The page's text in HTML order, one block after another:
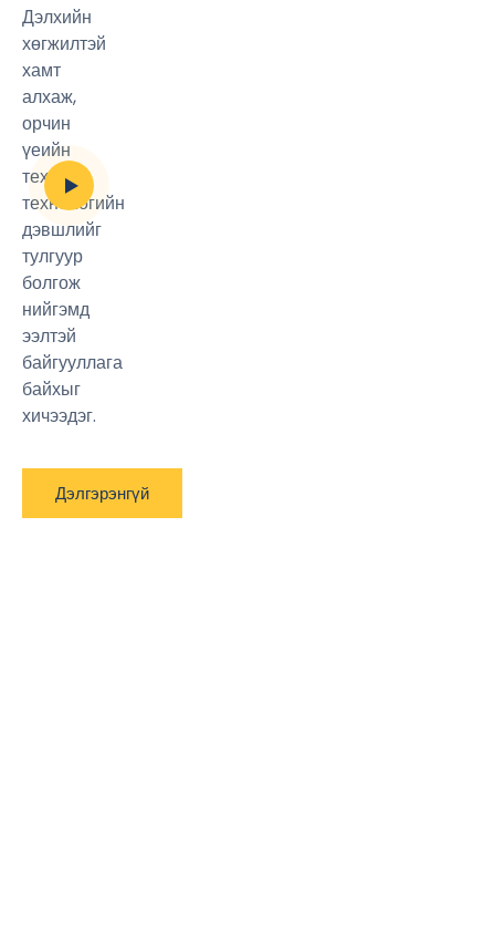
Дэлхийн
хөгжилтэй
хамт
алхаж,
орчин
үеийн
техник
технологийн
дэвшлийг
тулгуур
болгож
нийгэмд
ээлтэй
байгууллага
байхыг
хичээдэг.
Дэлгэрэнгүй